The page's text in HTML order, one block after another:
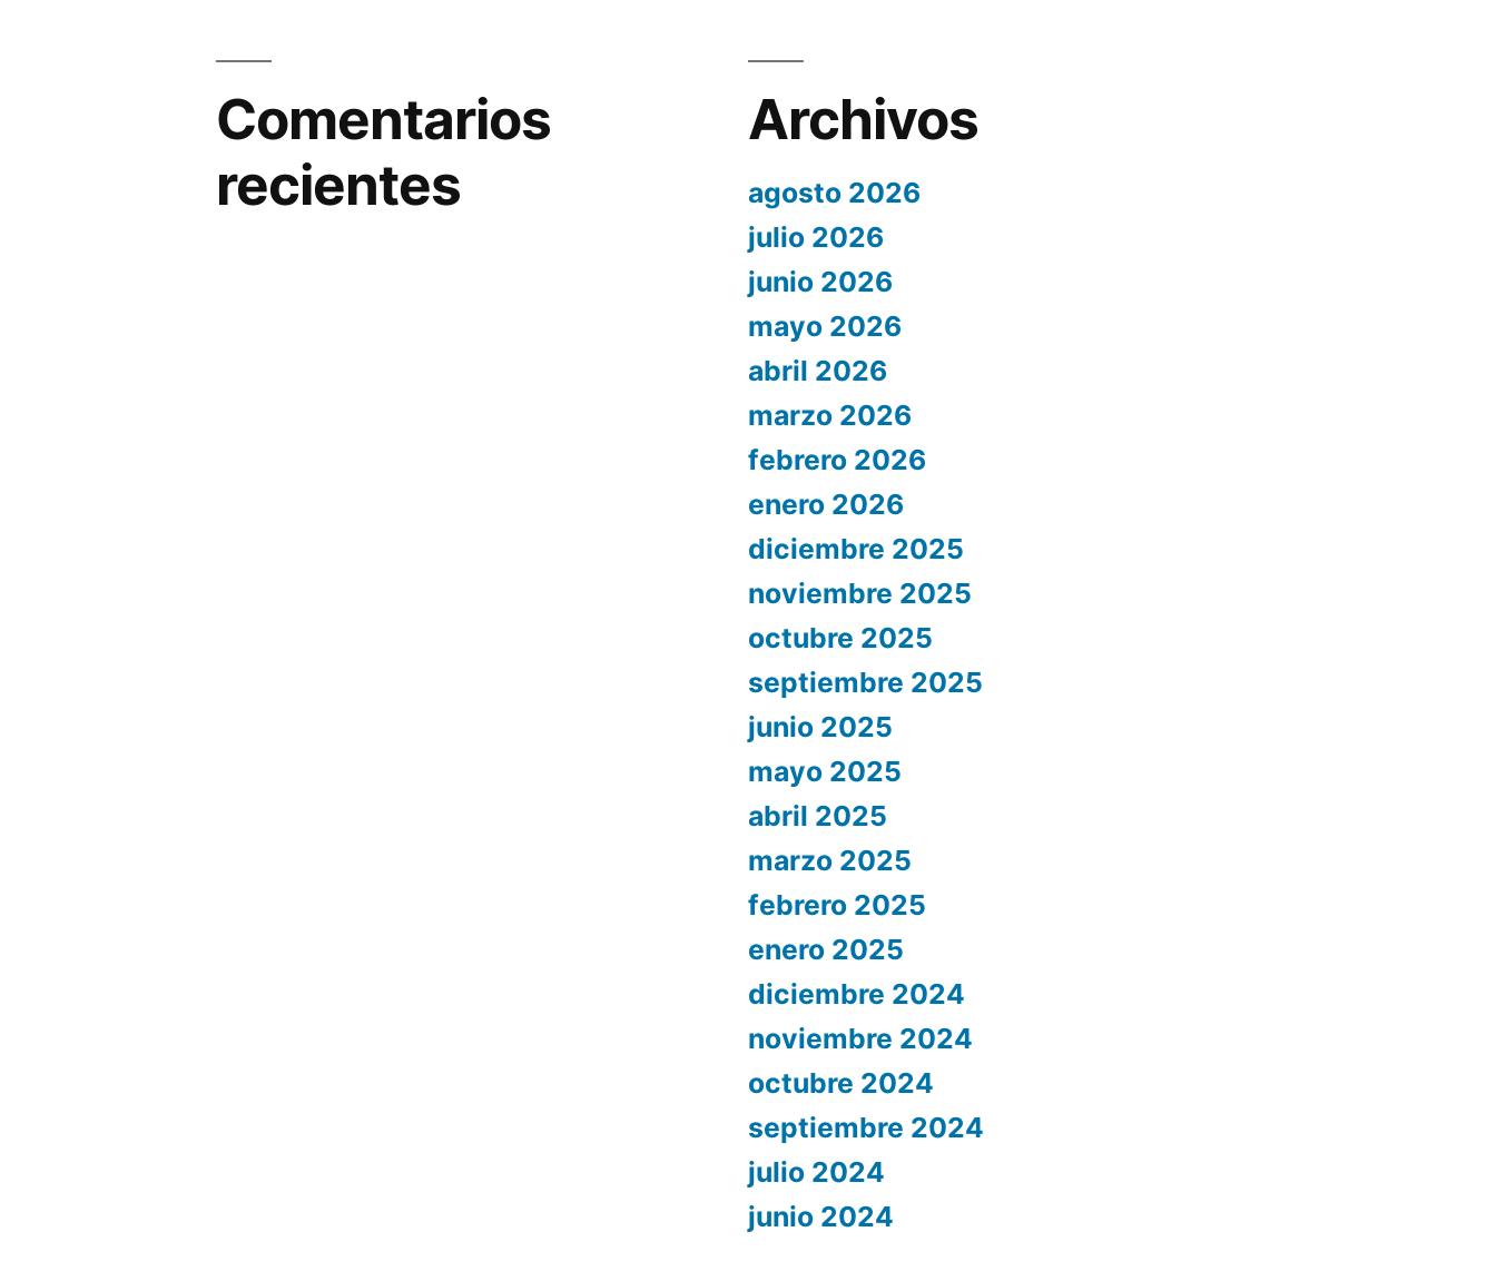
Comentarios
recientes
Archivos
agosto 2026
julio 2026
junio 2026
mayo 2026
abril 2026
marzo 2026
febrero 2026
enero 2026
diciembre 2025
noviembre 2025
octubre 2025
septiembre 2025
junio 2025
mayo 2025
abril 2025
marzo 2025
febrero 2025
enero 2025
diciembre 2024
noviembre 2024
octubre 2024
septiembre 2024
julio 2024
junio 2024